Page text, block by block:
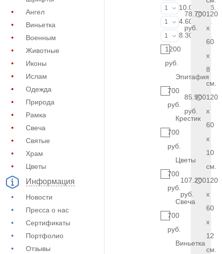
Ангел
Виньетка
Военным
Животные
Иконы
Ислам
Одежда
Природа
Рамка
Свеча
Святые
Храм
Цветы
Информация
Новости
Пресса о нас
Сертификаты
Портфолио
Отзывы
Портрет
1
10.000 руб.
Фотокерамика
1
4.600 руб.
Фото на
1
8.300 руб.
1200
руб.
Эпитафия
700
руб.
Крестик
700
руб.
Цветы
700
руб.
Свеча
700
руб.
Виньетка
78.700
руб.
120
x
60
x
8
см.
85.900
руб.
120
x
60
x
10
см.
107.200
руб.
120
x
60
x
12
см.